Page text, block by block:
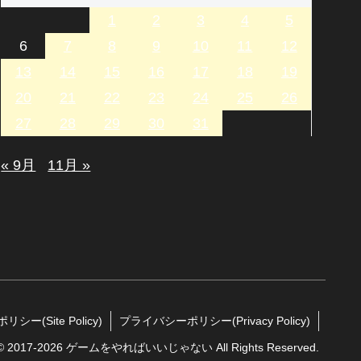
1 2 3 4
5
6
7 8 9 10 11
12
13
14 15 16 17 18
19
20
21 22 23 24 25
26
27
28 29 30 31
« 9月 11月 »
リシー(Site Policy) プライバシーポリシー(Privacy Policy)
2017-2026 ゲームをやればいいじゃない All Rights Reserved.